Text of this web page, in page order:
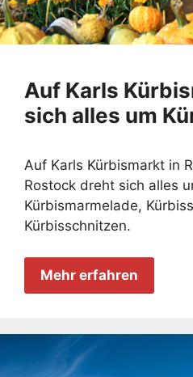
Auf Karls
sich alles um
Auf Karls Kürbismarkt in
Rostock dreht sich alles
Kürbismarmelade,
Kürbisschnitzen.
Mehr erfahren